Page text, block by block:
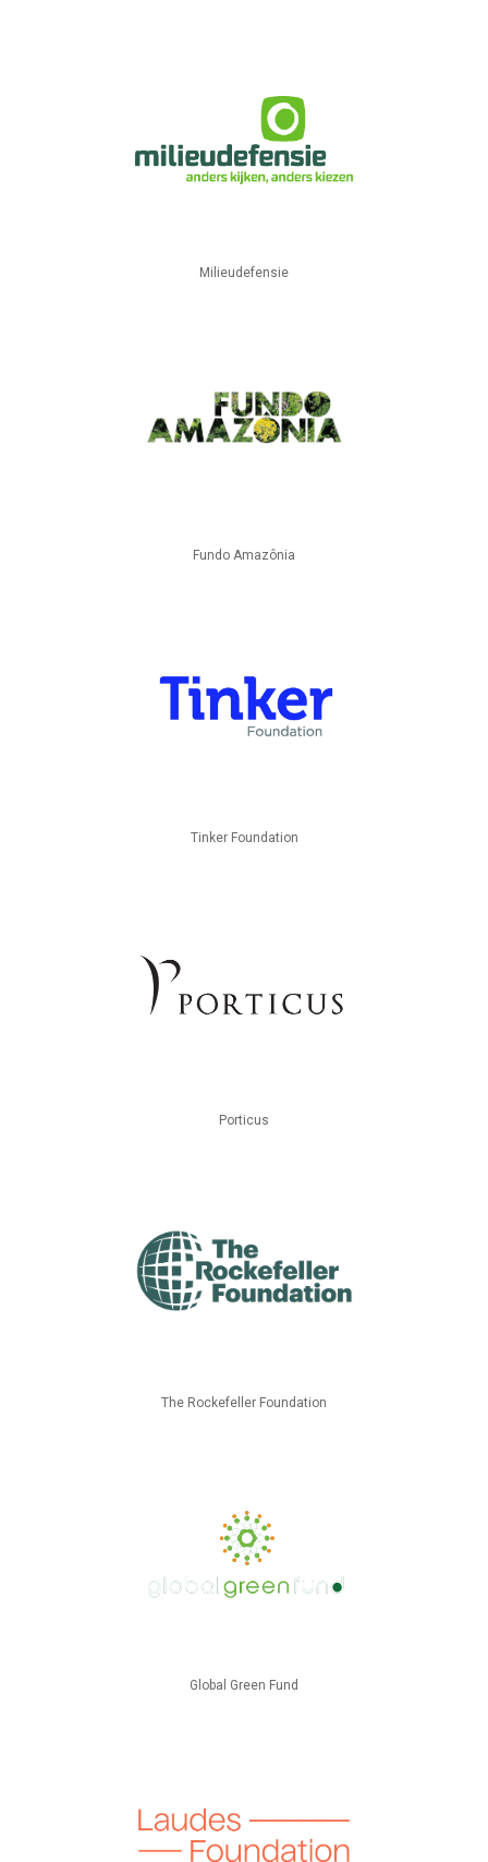
Milieudefensie
Fundo Amazônia
Tinker Foundation
Porticus
The Rockefeller Foundation
Global Green Fund